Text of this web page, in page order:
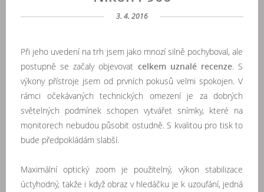
3. 4. 2016
Při jeho uvedení na trh jsem jako mnozí silně pochyboval, ale
postupně se začaly objevovat celkem uznalé recenze. S
výkony přístroje jsem od prvních pokusů velmi spokojen. V
rámci očekávaných technických omezení je za dobrých
světelných podmínek schopen vytvářet snímky, které na
monitorech nebudou působit ostudně. S kvalitou pro tisk to
bude předpokládám slabší.
Maximální optický zoom je použitelný, výkon stabilizace
úctyhodný, takže i když obraz v hledáčku je k uzoufání, jedná